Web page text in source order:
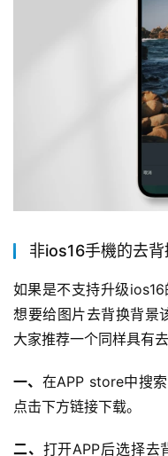
非ios16手機的去
如果是不支持升级
想要给图片去背换背景
大家推荐一个同样具有
一、 在APP store中搜
点击下方链接下载。
二、 打开APP后选择去